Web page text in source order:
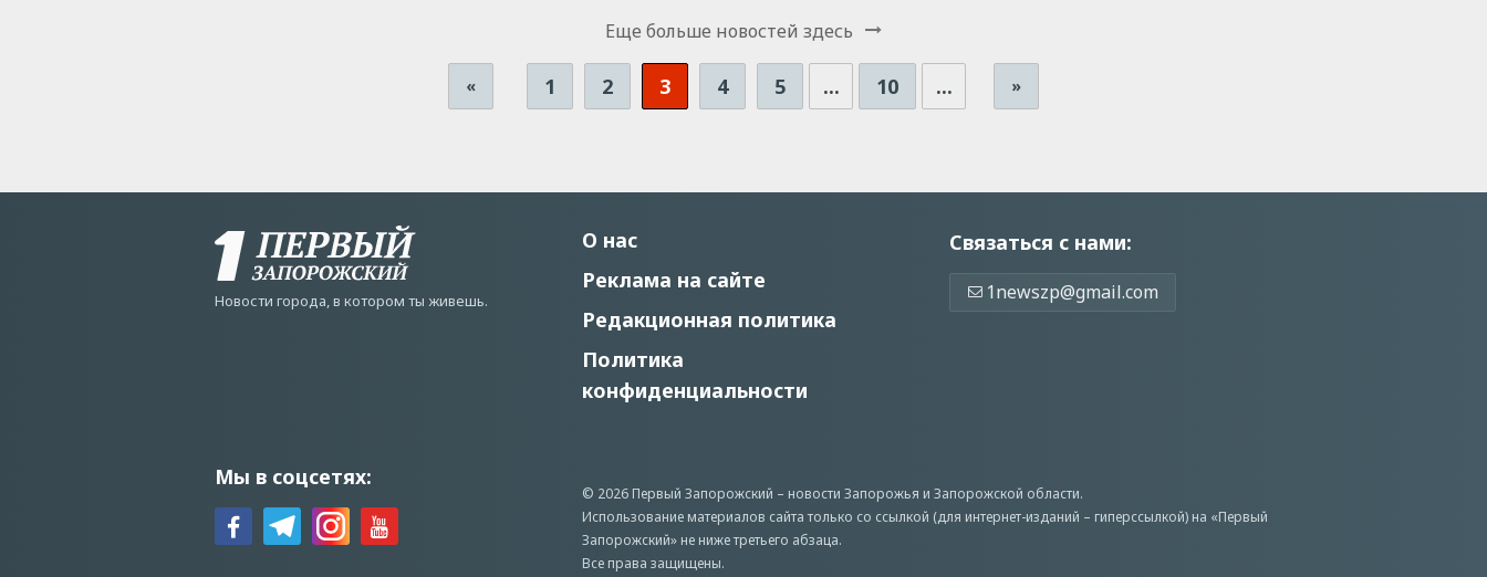
Еще больше новостей здесь
« 1 2 3 4 5 ... 10 ... »
Новости города, в котором ты живешь.
О нас
Реклама на сайте
Редакционная политика
Политика
конфиденциальности
Связаться с нами:
1newszp@gmail.com
Мы в соцсетях:
© 2026 Первый Запорожский – новости Запорожья и Запорожской области.
Использование материалов сайта только со ссылкой (для интернет-изданий – гиперссылкой) на «Первый
Запорожский» не ниже третьего абзаца.
Все права защищены.